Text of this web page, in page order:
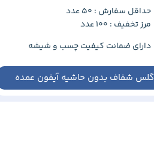
حداقل سفارش : 50 عدد
مرز تخفیف : 100 عدد
دارای ضمانت کیفیت چسب و شیشه
گلس شفاف بدون حاشیه آیفون عمده